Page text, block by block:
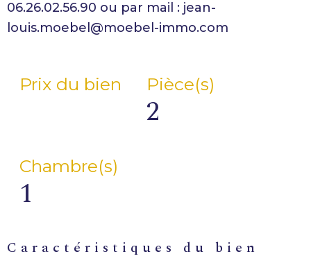
06.26.02.56.90 ou par mail : jean-
Prix du bien Pièce(s)
2
Chambre(s)
1
caractéristiques du bien